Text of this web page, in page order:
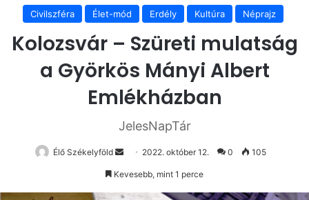
Civilszféra Élet-mód Erdély Kultúra Néprajz
Kolozsvár – Szüreti mulatság
a Györkös Mányi Albert
Emlékházban
JelesNapTár
Élő Székelyföld
Send 2022. október 12. 0 105
Kevesebb, mint 1 perce